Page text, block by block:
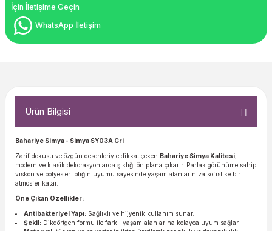
İçin İletişime Geçin
WhatsApp İletişim
Ürün Bilgisi
Bahariye Simya - Simya SY03A Gri
Zarif dokusu ve özgün desenleriyle dikkat çeken Bahariye Simya Kalitesi
modern ve klasik dekorasyonlarda şıklığı ön plana çıkarır. Parlak görünüme sahip
viskon ve polyester ipliğin uyumu sayesinde yaşam alanlarınıza sofistike bir
atmosfer katar.
Öne Çıkan Özellikler:
Antibakteriyel Yapı: Sağlıklı ve hijyenik kullanım sunar.
Şekil: Dikdörtgen formu ile farklı yaşam alanlarına kolayca uyum sağlar.